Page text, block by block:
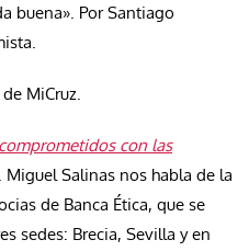
buena». Por Santiago
de MiCruz.
con las
Miguel Salinas nos habla de la
de Banca Ética, que se
sedes: Brecia, Sevilla y en